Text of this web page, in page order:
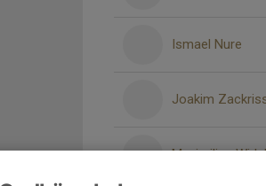
Ismael Nure
Joakim
Maximilian